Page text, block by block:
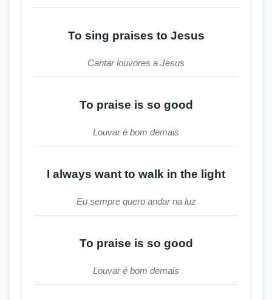
To sing praises to Jesus
Cantar louvores a Jesus
To praise is so good
Louvar é bom demais
I always want to walk in the light
Eu sempre quero andar na luz
To praise is so good
Louvar é bom demais